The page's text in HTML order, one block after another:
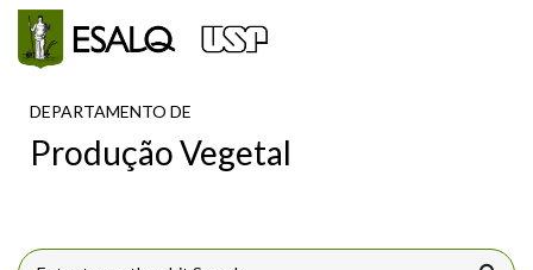
Pular para o conteúdo principal
DEPARTAMENTO DE
Produção Vegetal